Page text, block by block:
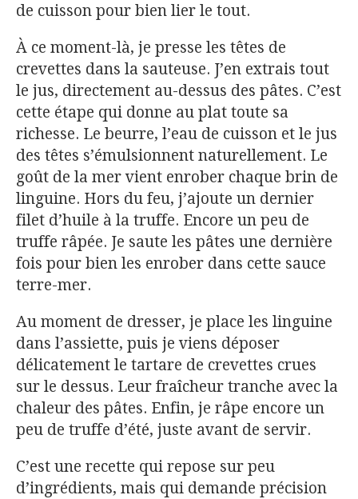
de cuisson pour bien lier le tout.
À ce moment-là, je presse les têtes de
crevettes dans la sauteuse. J’en extrais tout
le jus, directement au-dessus des pâtes. C’est
cette étape qui donne au plat toute sa
richesse. Le beurre, l’eau de cuisson et le jus
des têtes s’émulsionnent naturellement. Le
goût de la mer vient enrober chaque brin de
linguine. Hors du feu, j’ajoute un dernier
filet d’huile à la truffe. Encore un peu de
truffe râpée. Je saute les pâtes une dernière
fois pour bien les enrober dans cette sauce
terre-mer.
Au moment de dresser, je place les linguine
dans l’assiette, puis je viens déposer
délicatement le tartare de crevettes crues
sur le dessus. Leur fraîcheur tranche avec la
chaleur des pâtes. Enfin, je râpe encore un
peu de truffe d’été, juste avant de servir.
C’est une recette qui repose sur peu
d’ingrédients, mais qui demande précision